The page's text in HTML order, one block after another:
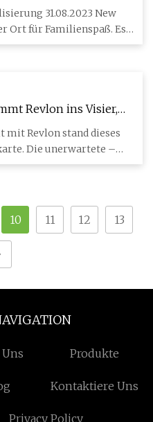
31.08.2023 New
für Familienspaß. Es
Revlon ins Visier,
zurück
mit Revlon stand dieses
–
10 11 12 13
Produkte
Kontaktiere Uns
Privacy Policy